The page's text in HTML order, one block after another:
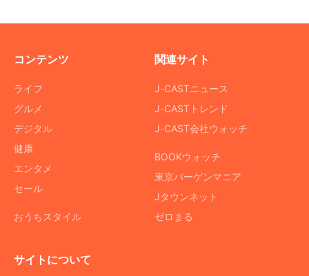
コンテンツ
ライフ
グルメ
デジタル
健康
エンタメ
セール
おうちスタイル
関連サイト
J-CASTニュース
J-CASTトレンド
J-CAST会社ウォッチ
BOOKウォッチ
東京バーゲンマニア
Jタウンネット
ゼロまる
サイトについて